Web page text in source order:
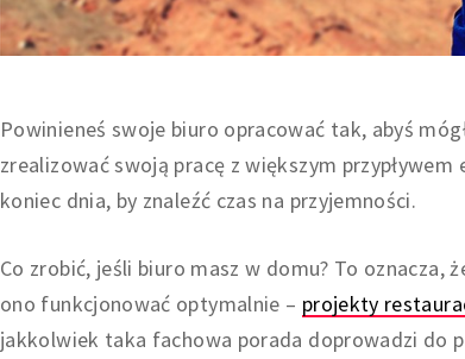
Powinieneś swoje biuro opracować tak, abyś
zrealizować swoją pracę z większym
koniec dnia, by znaleźć czas na przyjemności.
Co zrobić, jeśli biuro masz w domu? To oznacza,
ono funkcjonować optymalnie – projekty
jakkolwiek taka fachowa porada doprowadzi do